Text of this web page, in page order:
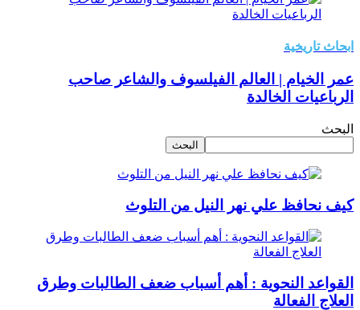
ابحاث تاريخية
عمر الخيام | العالم الفيلسوف والشاعر صاحب
الرباعيات الخالدة
البحث
البحث
كيف نحافظ علي نهر النيل من التلوث
القواعد النحوية : أهم أسباب ضعف الطالبات وطرق
العلاج الفعالة